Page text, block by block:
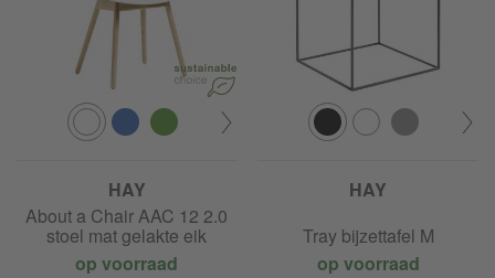
HAY
About a Chair AAC 12 2.0
stoel mat gelakte eik
op voorraad
HAY
Tray bijzettafel M
op voorraad